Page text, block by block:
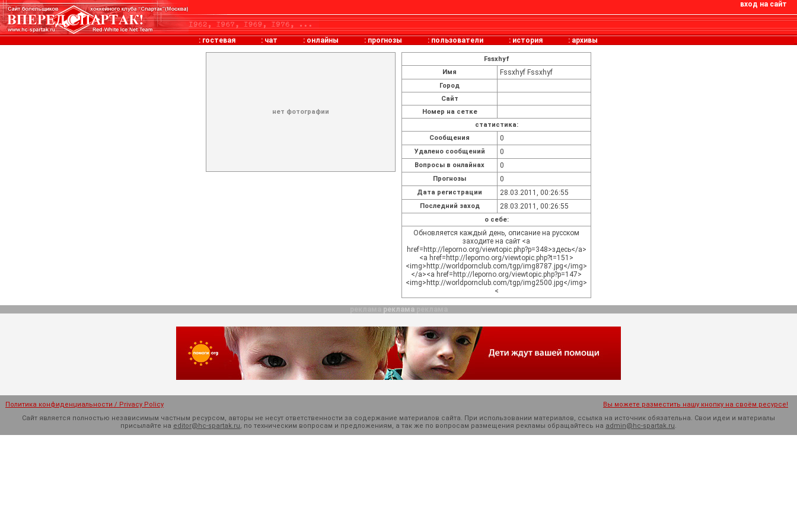
вход на сайт
: гостевая : чат : онлайны : прогнозы : пользователи : история : архивы
нет фотографии
Fssxhyf
Имя
Fssxhyf Fssxhyf
Город
Сайт
Номер на сетке
статистика:
Cообщения
0
Удалено сообщений 0
Вопросы в онлайнах 0
Прогнозы 0
Дата регистрации 28.03.2011, 00:26:55
Последний заход 28.03.2011, 00:26:55
о себе:
Обновляется каждый день, описание на русском
заходите на сайт <a
href=http://leporno.org/viewtopic.php?p=348>здесь</a>
<a href=http://leporno.org/viewtopic.php?t=151>
<img>http://worldpornclub.com/tgp/img8787.jpg</img>
</a><a href=http://leporno.org/viewtopic.php?p=147>
<img>http://worldpornclub.com/tgp/img2500.jpg</img>
<
реклама
Политика конфиденциальности / Privacy Policy
Вы можете разместить нашу кнопку на своём ресурсе!
Сайт является полностью независимым частным ресурсом, авторы не несут ответственности за содержание материалов сайта. При использовании материалов, ссылка на источник обязательна. Cвои идеи и материалы
присылайте на editor@hc-spartak.ru, по техническим вопросам и предложениям, а так же по вопросам размещения рекламы обращайтесь на admin@hc-spartak.ru.